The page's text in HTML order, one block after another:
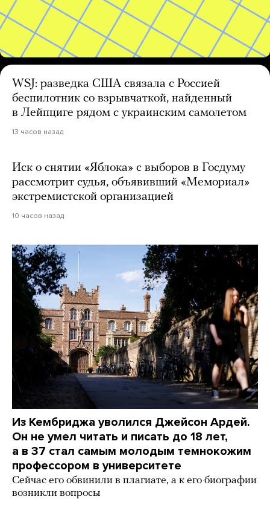
WSJ: разведка США связала с Россией
беспилотник со взрывчаткой, найденный
в Лейпциге рядом с украинским самолетом
13 часов назад
Иск о снятии «Яблока» с выборов в Госдуму
рассмотрит судья, объявивший «Мемориал»
экстремистской организацией
10 часов назад
Из Кембриджа уволился Джейсон Ардей.
Он не умел читать и писать до 18 лет,
а в 37 стал самым молодым темнокожим
профессором в университете
Сейчас его обвинили в плагиате, а к его биографии
возникли вопросы